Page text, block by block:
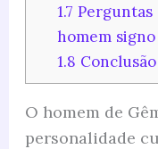
1.7 Perguntas
homem
1.8 Conclusão
O homem de
personalidade